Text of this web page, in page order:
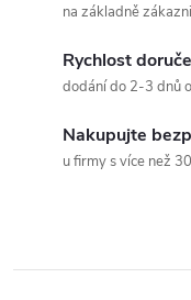
r
na základně
Rychlost
dodání do 2-3 dnů
Nakupujte
u firmy s více než